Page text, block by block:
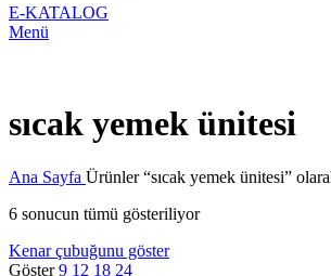
E-KATALOG
Menü
sıcak yemek ünitesi
Ana Sayfa Ürünler “sıcak yemek ünitesi”
6 sonucun tümü gösteriliyor
Kenar çubuğunu göster
Göster9 12 18 24